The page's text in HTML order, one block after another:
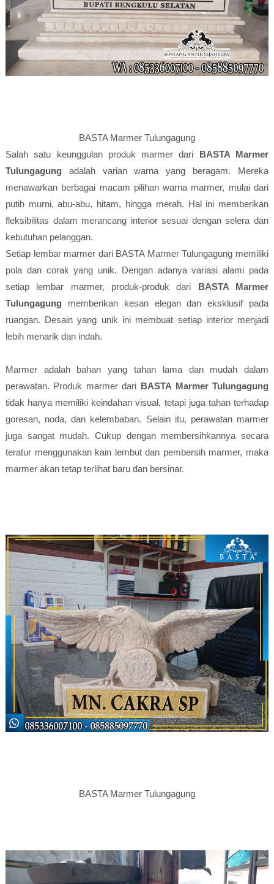
BASTA Marmer Tulungagung
Salah satu keunggulan produk marmer dari BASTA Marmer
Tulungagungadalah varian warna yang beragam. Mereka
menawarkan berbagai macam pilihan warna marmer, mulai dari
putih murni, abu-abu, hitam, hingga merah. Hal ini memberikan
fleksibilitas dalam merancang interior sesuai dengan selera dan
kebutuhan pelanggan.
Setiap lembar marmer dari BASTA Marmer Tulungagung memiliki
pola dan corak yang unik. Dengan adanya variasi alami pada
setiap lembar marmer, produk-produk dari BASTA Marmer
Tulungagung memberikan kesan elegan dan eksklusif pada
ruangan. Desain yang unik ini membuat setiap interior menjadi
lebih menarik dan indah.
Marmer adalah bahan yang tahan lama dan mudah dalam
perawatan. Produk marmer dari BASTA Marmer Tulungagung
tidak hanya memiliki keindahan visual, tetapi juga tahan terhadap
goresan, noda, dan kelembaban. Selain itu, perawatan marmer
juga sangat mudah. Cukup dengan membersihkannya secara
teratur menggunakan kain lembut dan pembersih marmer, maka
marmer akan tetap terlihat baru dan bersinar.
BASTA Marmer Tulungagung